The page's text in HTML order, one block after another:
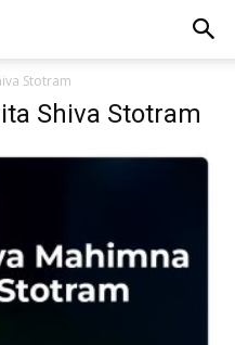
Stotram
Shiva Stotram